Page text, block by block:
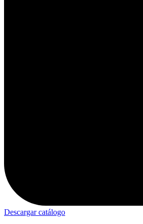
Descargar catálogo